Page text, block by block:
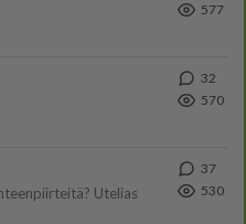
577
32
570
Utelias
37
530